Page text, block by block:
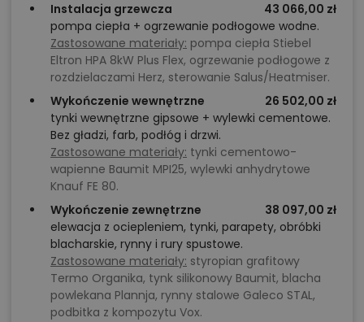
Instalacja grzewcza
43 066,00 zł
pompa ciepła + ogrzewanie podłogowe wodne.
Zastosowane materiały: pompa ciepła Stiebel
Eltron HPA 8kW Plus Flex, ogrzewanie podłogowe z
rozdzielaczami Herz, sterowanie Salus/Heatmiser.
Wykończenie wewnętrzne
26 502,00 zł
tynki wewnętrzne gipsowe + wylewki cementowe.
Bez gładzi, farb, podłóg i drzwi.
Zastosowane materiały: tynki cementowo-
wapienne Baumit MPI25, wylewki anhydrytowe
Knauf FE 80.
Wykończenie zewnętrzne
38 097,00 zł
elewacja z ociepleniem, tynki, parapety, obróbki
blacharskie, rynny i rury spustowe.
Zastosowane materiały: styropian grafitowy
Termo Organika, tynk silikonowy Baumit, blacha
powlekana Plannja, rynny stalowe Galeco STAL,
podbitka z kompozytu Vox.